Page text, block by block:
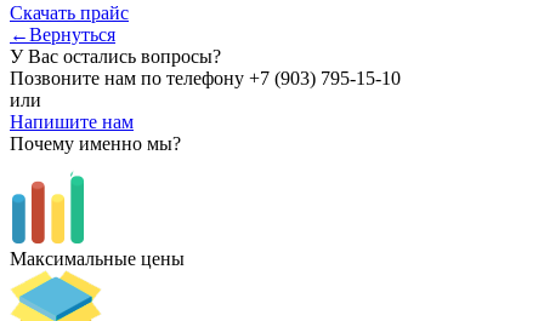
Скачать прайс
←Вернуться
У Вас остались вопросы?
Позвоните нам по телефону +7 (903) 795-15-10
или
Напишите нам
Почему именно мы?
Максимальные цены